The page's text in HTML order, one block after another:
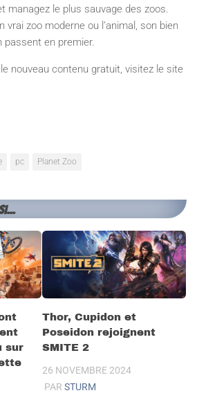
managez le plus sauvage des zoos.
vrai zoo moderne ou l’animal, son bien
en premier.
nouveau contenu gratuit, visitez le site
pc Planet Zoo
sur
Thor, Cupidon et
Poseidon rejoignent
SMITE 2
26 NOVEMBRE 2024
PAR STURM